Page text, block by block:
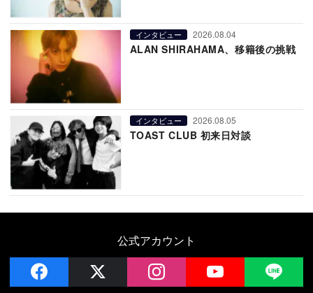
インタビュー 2026.08.04
ALAN SHIRAHAMA、移籍後の挑戦
インタビュー 2026.08.05
TOAST CLUB 初来日対談
公式アカウント
facebook instagram YouTube